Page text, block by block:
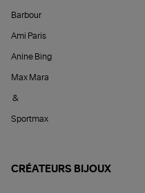
Barbour
Ami Paris
Anine Bing
Max Mara
&
Sportmax
CRÉATEURS BIJOUX